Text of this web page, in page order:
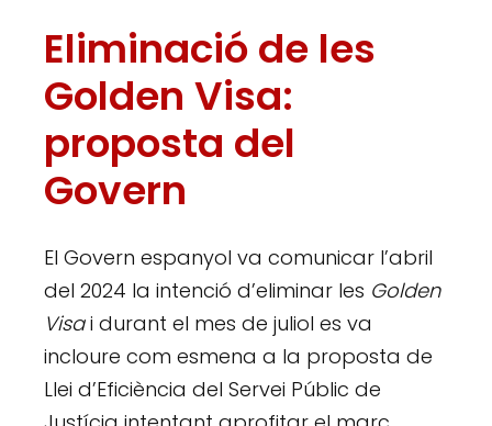
Eliminació de les
Golden Visa:
proposta del
Govern
El Govern espanyol va comunicar l’abril
del 2024 la intenció d’eliminar les Golden
Visai durant el mes de juliol es va
incloure com esmena a la proposta de
Llei d’Eficiència del Servei Públic de